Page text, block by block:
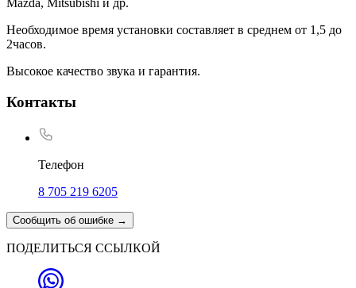
Mazda, Mitsubishi и др.
Необходимое время установки составляет в среднем от 1,5 до
2часов.
Высокое качество звука и гарантия.
Контакты
Телефон
8 705 219 6205
Сообщить об ошибке →
ПОДЕЛИТЬСЯ ССЫЛКОЙ